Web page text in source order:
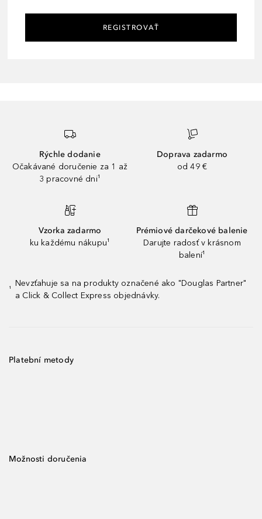
REGISTROVAŤ
Rýchle dodanie
Očakávané doručenie za 1 až
3 pracovné dni¹
Doprava zadarmo
od 49 €
Vzorka zadarmo
ku každému nákupu¹
Prémiové darčekové balenie
Darujte radosť v krásnom
balení¹
¹
Nevzťahuje sa na produkty označené ako "Douglas Partner"
a Click & Collect Express objednávky.
Platební metody
Možnosti doručenia